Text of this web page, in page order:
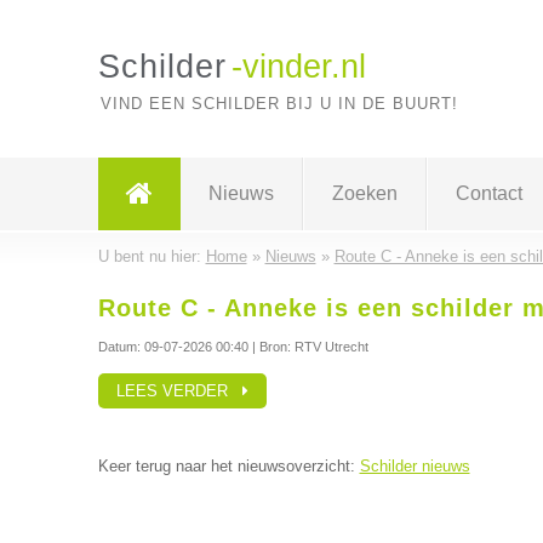
Schilder -vinder.nl
VIND EEN SCHILDER BIJ U IN DE BUURT!
Nieuws Zoeken Contact
U bent nu hier: Home» Nieuws » Route C - Anneke is een
Route C - Anneke is een schilder
Datum: 09-07-2026 00:40| Bron: RTV Utrecht
LEES VERDER
Keer terug naar het nieuwsoverzicht: Schilder nieuws